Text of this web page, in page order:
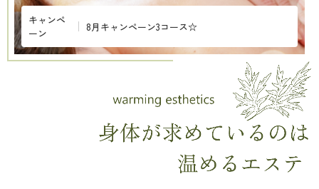
キャンペ
ーン
8月キャンペーン3コース☆